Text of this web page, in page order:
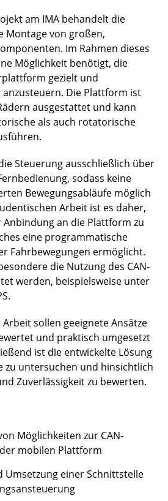
am IMA behandelt die
Montage von großen,
Im Rahmen dieses
Möglichkeit benötigt, die
gezielt und
Die Plattform ist
ausgestattet und kann
als auch rotatorische
Steuerung ausschließlich über
sodass keine
Bewegungsabläufe möglich
Arbeit ist es daher,
Anbindung an die Plattform zu
eine programmatische
Fahrbewegungen ermöglicht.
die Nutzung des CAN-
werden, beispielsweise unter
sollen geeignete Ansätze
und praktisch umgesetzt
ist die entwickelte Lösung
zu untersuchen und hinsichtlich
Zuverlässigkeit zu bewerten.
Möglichkeiten zur CAN-
mobilen Plattform
Umsetzung einer Schnittstelle